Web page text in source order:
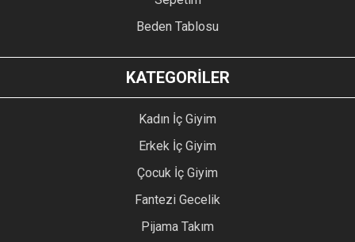
Beden Tablosu
KATEGORİLER
Kadın İç Giyim
Erkek İç Giyim
Çocuk İç Giyim
Fantezi Gecelik
Pijama Takım